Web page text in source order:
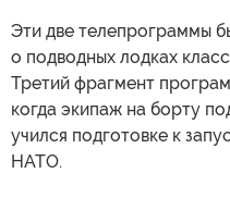
Эти две телепрограммы
о подводных лодках
Третий фрагмент
когда экипаж на борту
учился подготовке к
НАТО.